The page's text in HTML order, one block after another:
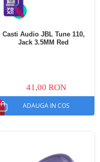
Casti Audio JBL Tune 110,
Jack 3.5MM Red
41,00 RON
ADAUGA IN COS